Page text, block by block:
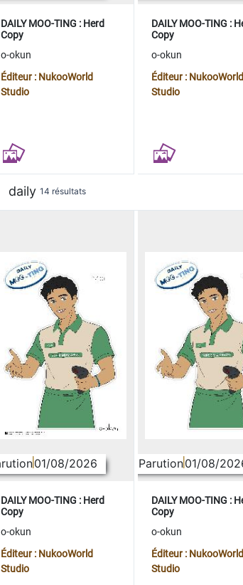
DAILY MOO-TING : Herd
Copy
o-okun
Éditeur : NukooWorld
Studio
DAILY MOO-TING :
Copy
o-okun
Éditeur : NukooWorld
Studio
daily 14 résultats
01/08/2026
DAILY MOO-TING : Herd
Copy
o-okun
Éditeur : NukooWorld
Studio
Parution01/08/
DAILY MOO-TING :
Copy
o-okun
Éditeur : NukooWorld
Studio